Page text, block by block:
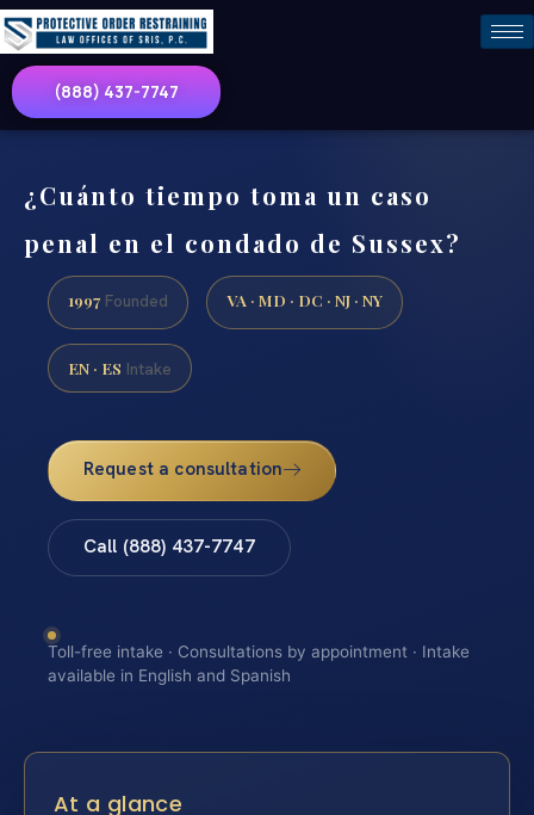
(888) 437-7747
¿Cuánto tiempo toma un caso
penal en el condado de Sussex?
1997 Founded VA · MD · DC · NJ · NY
EN · ES Intake
Request a consultation
Call (888) 437-7747
Toll-free intake · Consultations by appointment · Intake
available in English and Spanish
At a glance